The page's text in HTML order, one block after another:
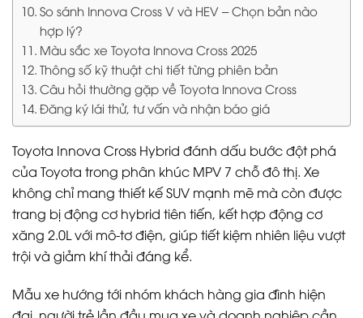
So sánh Innova Cross V và HEV – Chọn bản nào
hợp lý?
Màu sắc xe Toyota Innova Cross 2025
Thông số kỹ thuật chi tiết từng phiên bản
Câu hỏi thường gặp về Toyota Innova Cross
Đăng ký lái thử, tư vấn và nhận báo giá
Toyota Innova Cross Hybrid đánh dấu bước đột phá
của Toyota trong phân khúc MPV 7 chỗ đô thị. Xe
không chỉ mang thiết kế SUV mạnh mẽ mà còn được
trang bị động cơ hybrid tiên tiến, kết hợp động cơ
xăng 2.0L với mô-tơ điện, giúp tiết kiệm nhiên liệu vượt
trội và giảm khí thải đáng kể.
Mẫu xe hướng tới nhóm khách hàng gia đình hiện